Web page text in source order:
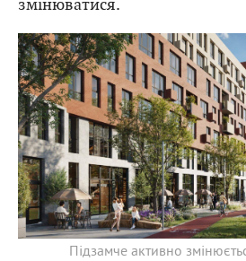
Підзамче активно